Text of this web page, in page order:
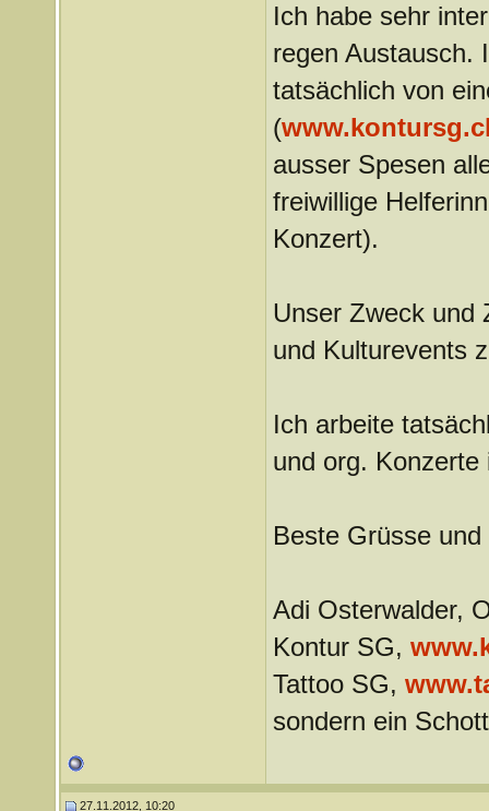
Ich habe sehr
regen Austausch.
tatsächlich von
(
ausser Spesen
freiwillige
Konzert).
Unser Zweck und
und Kulturevents
Ich arbeite
und org.
Beste Grüsse
Adi Osterwalder,
Kontur SG,
Tattoo SG,
sondern ein
27.11.2012, 10:20